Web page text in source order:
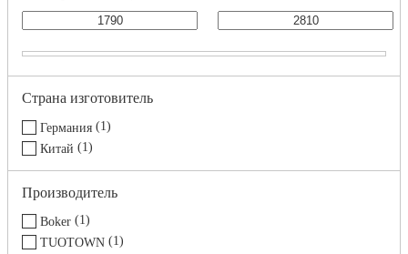
Страна изготовитель
Германия
1
Китай
1
Производитель
Boker
1
TUOTOWN
1